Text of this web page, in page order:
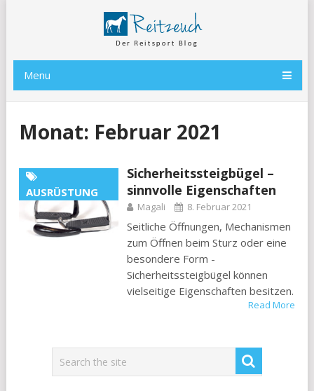
Menu
Monat: Februar 2021
AUSRÜSTUNG
Sicherheitssteigbügel –
sinnvolle Eigenschaften
Magali 8. Februar 2021
Seitliche Öffnungen, Mechanismen
zum Öffnen beim Sturz oder eine
besondere Form -
Sicherheitssteigbügel können
vielseitige Eigenschaften besitzen.
Read More